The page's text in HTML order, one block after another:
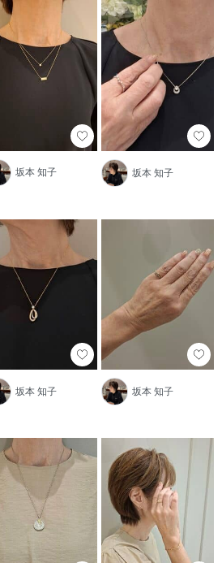
坂本 知子 坂本 知子
坂本 知子 坂本 知子